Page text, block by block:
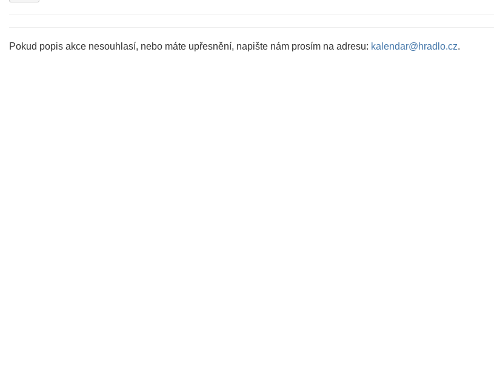
Pokud popis akce nesouhlasí, nebo máte upřesnění, napište nám prosím na adresu: kalendar@hradlo.cz.